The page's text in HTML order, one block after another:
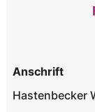
Anschrift
Hastenbecker